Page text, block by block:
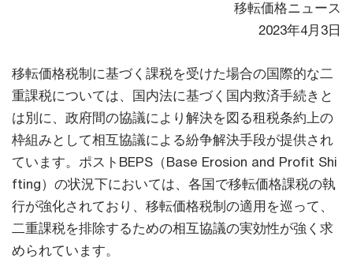
移転価格ニュース
2023年4月3日
移転価格税制に基づく課税を受けた場合の国際的な二
重課税については、国内法に基づく国内救済手続きと
は別に、政府間の協議により解決を図る租税条約上の
枠組みとして相互協議による紛争解決手段が提供され
ています。ポストBEPS（Base Erosion and Profit Shi
fting）の状況下においては、各国で移転価格課税の執
行が強化されており、移転価格税制の適用を巡って、
二重課税を排除するための相互協議の実効性が強く求
められています。